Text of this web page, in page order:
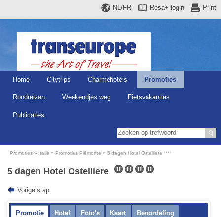
Print
Resa+ login
NL/FR
Home Citytrips Charmehotels Promoties
Rondreizen Weekendjes weg Fietsvakanties
Publicaties
Promoties Italië Promoties Piëmonte 5 dagen Hotel Ostelliere ****
5 dagen Hotel Ostelliere
Vorige stap
Promotie Hotel Foto's Kaart Beoordeling